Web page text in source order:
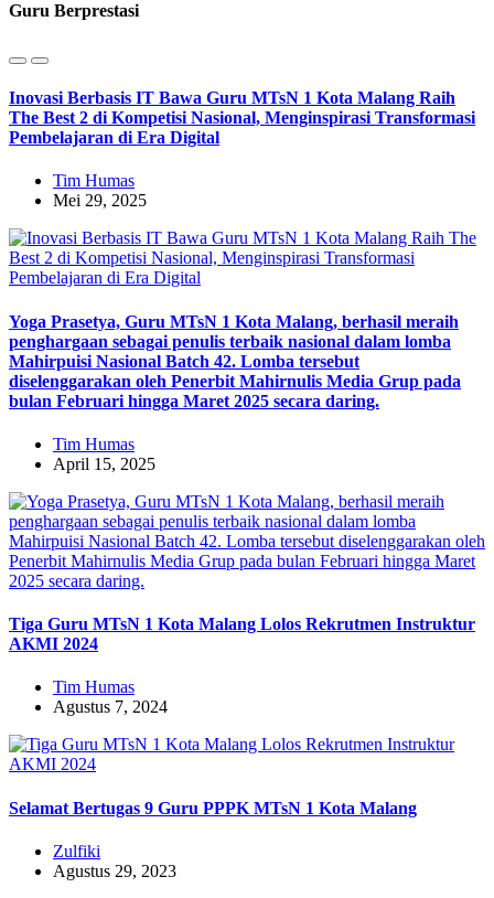
Guru Berprestasi
Inovasi Berbasis IT Bawa Guru MTsN 1 Kota Malang Raih
The Best 2 di Kompetisi Nasional, Menginspirasi Transformasi
Pembelajaran di Era Digital
Tim Humas
Mei 29, 2025
Yoga Prasetya, Guru MTsN 1 Kota Malang, berhasil meraih
penghargaan sebagai penulis terbaik nasional dalam lomba
Mahirpuisi Nasional Batch 42. Lomba tersebut
diselenggarakan oleh Penerbit Mahirnulis Media Grup pada
bulan Februari hingga Maret 2025 secara daring.
Tim Humas
April 15, 2025
Tiga Guru MTsN 1 Kota Malang Lolos Rekrutmen Instruktur
AKMI 2024
Tim Humas
Agustus 7, 2024
Selamat Bertugas 9 Guru PPPK MTsN 1 Kota Malang
Zulfiki
Agustus 29, 2023